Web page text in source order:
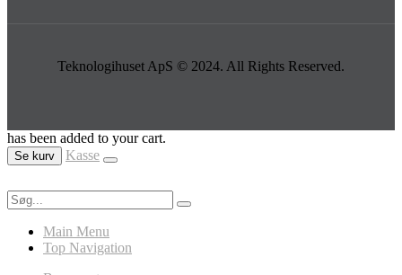
Teknologihuset ApS © 2024. All Rights Reserved.
has been added to your cart.
Se kurv Kasse
Main Menu
Top Navigation